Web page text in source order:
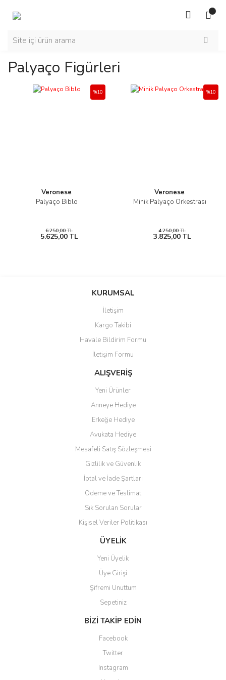
Palyaço Figürleri
Veronese
Palyaço Biblo
%10
6.250,00 TL
5.625,00 TL
Veronese
Minik Palyaço Orkestrası
%10
4.250,00 TL
3.825,00 TL
KURUMSAL
İletişim
Kargo Takibi
Havale Bildirim Formu
İletişim Formu
ALIŞVERİŞ
Yeni Ürünler
Anneye Hediye
Erkeğe Hediye
Avukata Hediye
Mesafeli Satış Sözleşmesi
Gizlilik ve Güvenlik
İptal ve İade Şartları
Ödeme ve Teslimat
Sık Sorulan Sorular
Kişisel Veriler Politikası
ÜYELİK
Yeni Üyelik
Üye Girişi
Şifremi Unuttum
Sepetiniz
BİZİ TAKİP EDİN
Facebook
Twitter
Instagram